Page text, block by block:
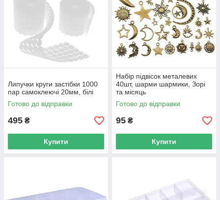
Липучки круги застібки 1000
пар самоклеючі 20мм, білі
Готово до відправки
495 ₴
Купити
Набір підвісок металевих
40шт, шарми шармики, Зорі
та місяць
Готово до відправки
95 ₴
Купити